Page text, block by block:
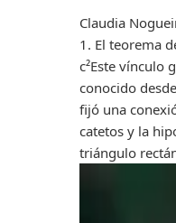
Claudia
1. El teorema
c²Este vínculo
conocido
fijó una
catetos y la
triángulo